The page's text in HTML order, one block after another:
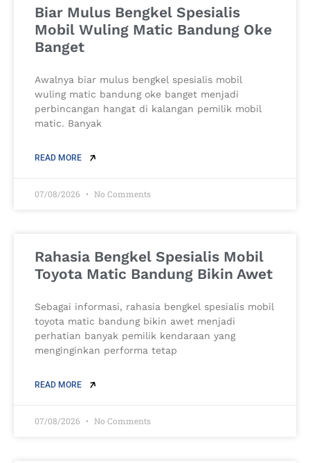
Biar Mulus Bengkel Spesialis
Mobil Wuling Matic Bandung Oke
Banget
Awalnya biar mulus bengkel spesialis mobil
wuling matic bandung oke banget menjadi
perbincangan hangat di kalangan pemilik mobil
matic. Banyak
READ MORE
07/08/2026 No Comments
Rahasia Bengkel Spesialis Mobil
Toyota Matic Bandung Bikin Awet
Sebagai informasi, rahasia bengkel spesialis mobil
toyota matic bandung bikin awet menjadi
perhatian banyak pemilik kendaraan yang
menginginkan performa tetap
READ MORE
07/08/2026 No Comments